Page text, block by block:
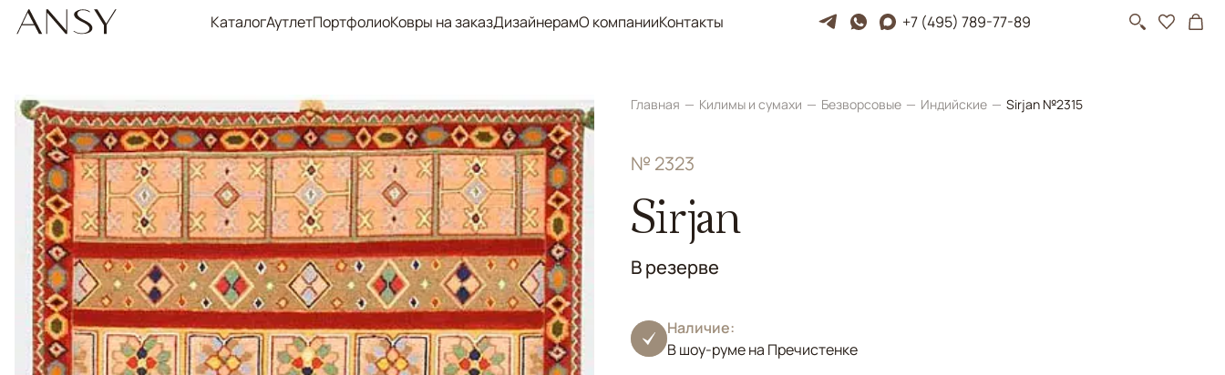
КаталогАутлетПортфолиоКовры на заказДизайнерамО компанииКонтакты +7 (495) 789-77-89
Главная Килимы и сумахи Безворсовые Индийские Sirjan №2315
№ 2323
Sirjan
В резерве
Наличие:
В шоу-руме на Пречистенке